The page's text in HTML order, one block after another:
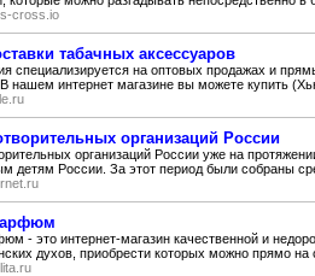
cross.io
табачных аксессуаров
специализируется на оптовых продажах и
нашем интернет магазине вы можете купить
организаций России
организаций России уже на
детям России. За этот период были собраны
- это интернет-магазин качественной и
духов, приобрести которых можно прямо на